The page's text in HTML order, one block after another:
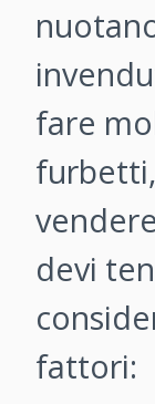
fare
devi
fattori: